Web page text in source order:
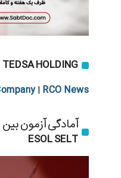
TEDSA HOLDING
| RCO News
آمادگی آزمون بین
ESOL SELT